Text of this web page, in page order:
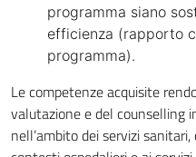
programma siano
efficienza (rapporto
programma).
Le competenze acquisite
valutazione e del counselling
nell’ambito dei servizi